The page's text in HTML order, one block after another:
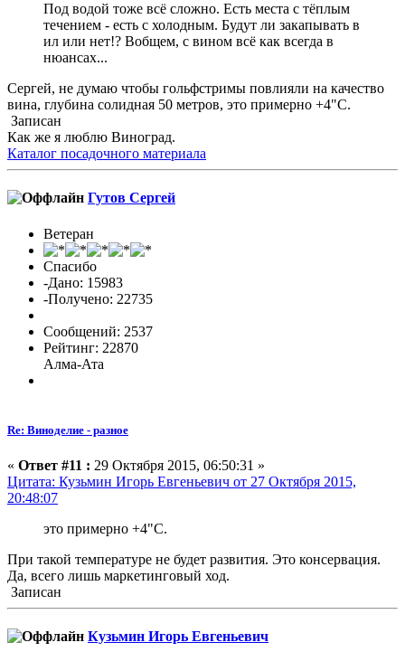
Под водой тоже всё сложно. Есть места с тёплым
течением - есть с холодным. Будут ли закапывать в
ил или нет!? Вобщем, с вином всё как всегда в
нюансах...
Сергей, не думаю чтобы гольфстримы повлияли на качество
вина, глубина солидная 50 метров, это примерно +4"С.
Записан
Как же я люблю Виноград.
Каталог посадочного материала
Гутов Сергей
Ветеран
Спасибо
-Дано: 15983
-Получено: 22735
Сообщений: 2537
Рейтинг: 22870
Алма-Ата
Re: Виноделие - разное
« Ответ #11 : 29 Октября 2015, 06:50:31 »
Цитата: Кузьмин Игорь Евгеньевич от 27 Октября 2015,
20:48:07
это примерно +4"С.
При такой температуре не будет развития. Это консервация.
Да, всего лишь маркетинговый ход.
Записан
Кузьмин Игорь Евгеньевич